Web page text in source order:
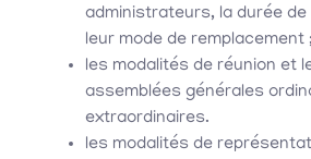
administrateurs, la durée
leur mode de remplacement ;
les modalités de réunion et
assemblées générales
extraordinaires.
les modalités de